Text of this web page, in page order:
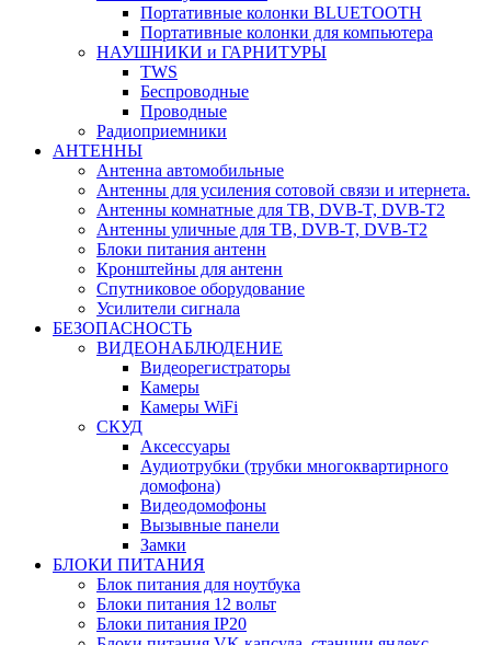
Портативные колонки BLUETOOTH
Портативные колонки для компьютера
НАУШНИКИ и ГАРНИТУРЫ
TWS
Беспроводные
Проводные
Радиоприемники
АНТЕННЫ
Антенна автомобильные
Антенны для усиления сотовой связи и итернета.
Антенны комнатные для ТВ, DVB-T, DVB-T2
Антенны уличные для ТВ, DVB-T, DVB-T2
Блоки питания антенн
Кронштейны для антенн
Спутниковое оборудование
Усилители сигнала
БЕЗОПАСНОСТЬ
ВИДЕОНАБЛЮДЕНИЕ
Видеорегистраторы
Камеры
Камеры WiFi
СКУД
Аксессуары
Аудиотрубки (трубки многоквартирного
домофона)
Видеодомофоны
Вызывные панели
Замки
БЛОКИ ПИТАНИЯ
Блок питания для ноутбука
Блоки питания 12 вольт
Блоки питания IP20